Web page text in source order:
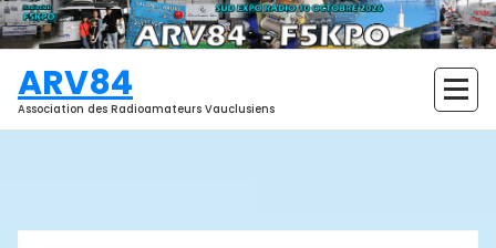
Aller
au
contenu
ARV84
Association des Radioamateurs Vauclusiens